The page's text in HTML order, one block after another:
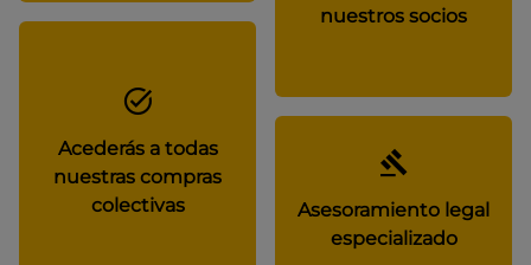
nuestros socios
Acederás a todas
nuestras compras
colectivas
Asesoramiento legal
especializado